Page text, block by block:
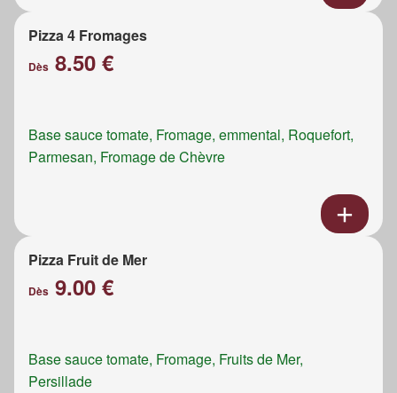
Pizza 4 Fromages
Dès 8.50 €
Base sauce tomate, Fromage, emmental, Roquefort,
Parmesan, Fromage de Chèvre
Pizza Fruit de Mer
Dès 9.00 €
Base sauce tomate, Fromage, Fruits de Mer,
Persillade